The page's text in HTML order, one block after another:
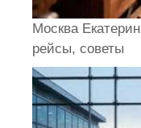
Москва
рейсы, советы